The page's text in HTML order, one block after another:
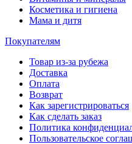
Косметика и гигиена
Мама и дитя
Покупателям
Товар из-за рубежа
Доставка
Оплата
Возврат
Как зарегистрироваться
Как сделать заказ
Политика
Пользовательское